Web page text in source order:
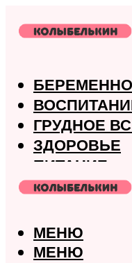
ГРУДНОЕ
ЗДОРОВЬЕ
ПИТАНИЕ
РОДЫ
МЕНЮ
МЕНЮ